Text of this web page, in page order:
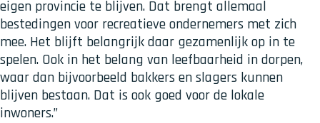
eigen provincie te blijven. Dat brengt allemaal
bestedingen voor recreatieve ondernemers met zich
mee. Het blijft belangrijk daar gezamenlijk op in te
spelen. Ook in het belang van leefbaarheid in dorpen,
waar dan bijvoorbeeld bakkers en slagers kunnen
blijven bestaan. Dat is ook goed voor de lokale
inwoners.”